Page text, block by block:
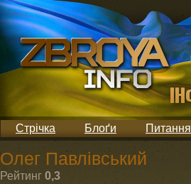
Стрічка Блоґи Питання
Олег Павлівський
Рейтинг 0,3